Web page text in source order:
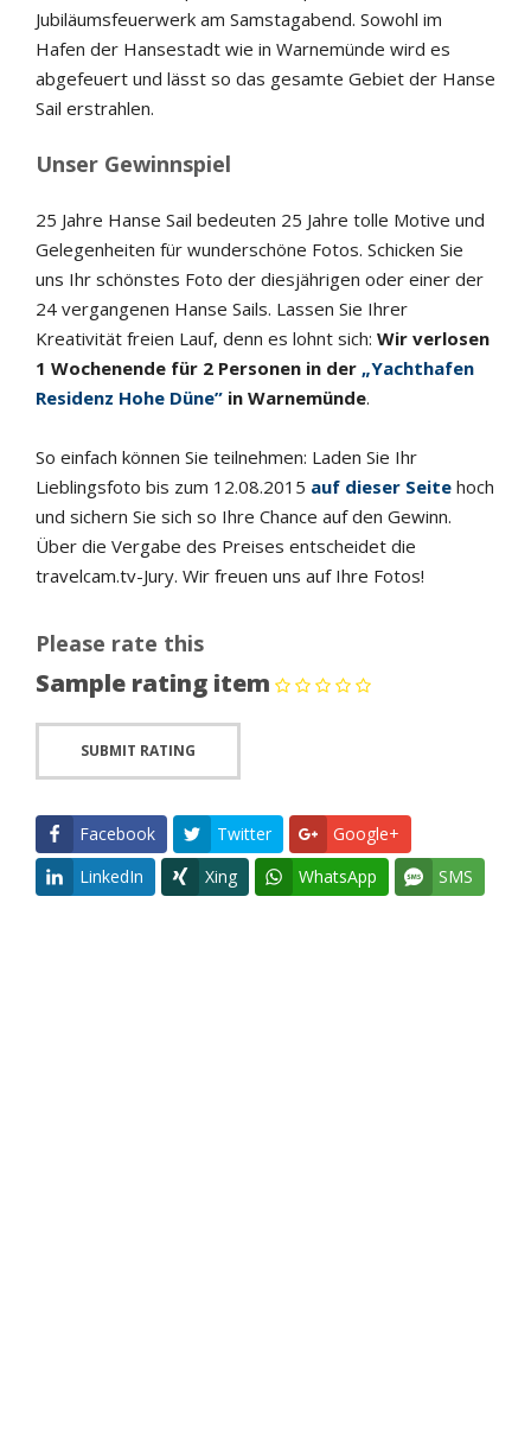
Jubiläumsfeuerwerk am Samstagabend. Sowohl im
Hafen der Hansestadt wie in Warnemünde wird es
abgefeuert und lässt so das gesamte Gebiet der Hanse
Sail erstrahlen.
Unser Gewinnspiel
25 Jahre Hanse Sail bedeuten 25 Jahre tolle Motive und
Gelegenheiten für wunderschöne Fotos. Schicken Sie
uns Ihr schönstes Foto der diesjährigen oder einer der
24 vergangenen Hanse Sails. Lassen Sie Ihrer
Kreativität freien Lauf, denn es lohnt sich: Wir verlosen
1 Wochenende für 2 Personen in der „Yachthafen
Residenz Hohe Düne” in Warnemünde.
So einfach können Sie teilnehmen: Laden Sie Ihr
Lieblingsfoto bis zum 12.08.2015 auf dieser Seite hoch
und sichern Sie sich so Ihre Chance auf den Gewinn.
Über die Vergabe des Preises entscheidet die
travelcam.tv-Jury. Wir freuen uns auf Ihre Fotos!
Please rate this
Sample rating item
Facebook Twitter
Google+
LinkedIn
Xing WhatsApp SMS